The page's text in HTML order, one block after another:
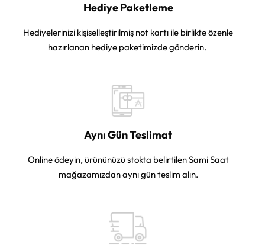
Hediye Paketleme
Hediyelerinizi kişiselleştirilmiş not kartı ile birlikte özenle
hazırlanan hediye paketimizde gönderin.
Aynı Gün Teslimat
Online ödeyin, ürününüzü stokta belirtilen Sami Saat
mağazamızdan aynı gün teslim alın.